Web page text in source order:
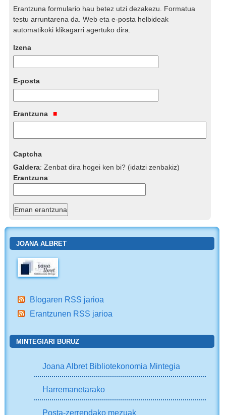
Erantzuna formulario hau betez utzi dezakezu. Formatua
testu arruntarena da. Web eta e-posta helbideak
automatikoki klikagarri agertuko dira.
Izena
E-posta
Erantzuna
Captcha
Galdera:Zenbat dira hogei ken bi? (idatzi zenbakiz)
Erantzuna:
JOANA ALBRET
Blogaren RSS jarioa
Erantzunen RSS jarioa
MINTEGIARI BURUZ
Joana Albret Bibliotekonomia Mintegia
Harremanetarako
Posta-zerrendako mezuak